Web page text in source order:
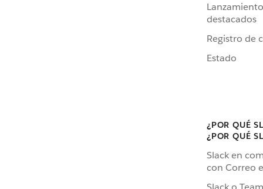
destacados
Registro de
Estado
¿POR QUÉ
¿POR QUÉ
Slack en
con Correo